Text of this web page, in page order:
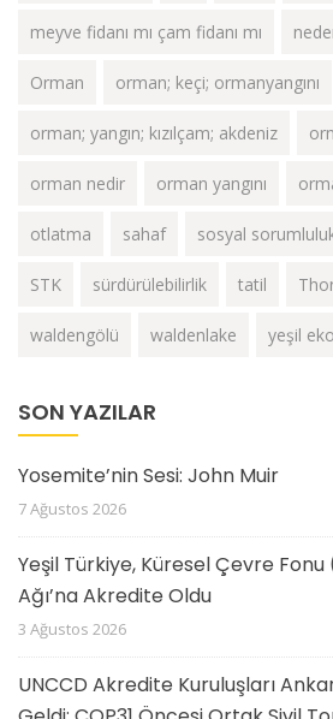
meyve fidanı mı çam fidanı mı
Orman orman; keçi; ormanyangını
orman; yangın; kızılçam; akdeniz
orman nedir orman yangını
otlatma sahaf sosyal
STK sürdürülebilirlik tatil
waldengölü waldenlake yeşil
SON YAZILAR
Yosemite’nin Sesi: John Muir
7 Ağustos 2026
Yeşil Türkiye, Küresel Çevre Fonu
Ağı’na Akredite Oldu
3 Ağustos 2026
UNCCD Akredite Kuruluşları